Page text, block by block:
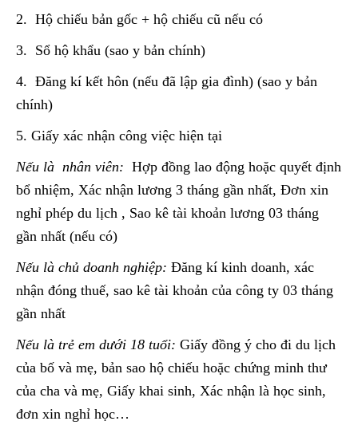
2. Hộ chiếu bản gốc + hộ chiếu cũ nếu có
3. Sổ hộ khẩu (sao y bản chính)
4. Đăng kí kết hôn (nếu đã lập gia đình) (sao y bản
chính)
5. Giấy xác nhận công việc hiện tại
Nếu là nhân viên: Hợp đồng lao động hoặc quyết định
bổ nhiệm, Xác nhận lương 3 tháng gần nhất, Đơn xin
nghỉ phép du lịch , Sao kê tài khoản lương 03 tháng
gần nhất (nếu có)
Nếu là chủ doanh nghiệp: Đăng kí kinh doanh, xác
nhận đóng thuế, sao kê tài khoản của công ty 03 tháng
gần nhất
Nếu là trẻ em dưới 18 tuổi: Giấy đồng ý cho đi du lịch
của bố và mẹ, bản sao hộ chiếu hoặc chứng minh thư
của cha và mẹ, Giấy khai sinh, Xác nhận là học sinh,
đơn xin nghỉ học…